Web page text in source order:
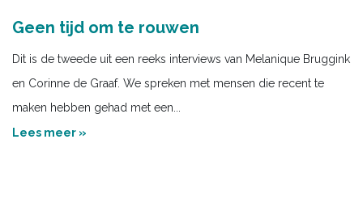
Geen tijd om te rouwen
Dit is de tweede uit een reeks interviews van Melanique Bruggink
en Corinne de Graaf. We spreken met mensen die recent te
maken hebben gehad met een...
Lees meer »